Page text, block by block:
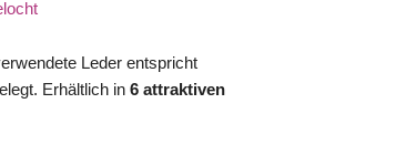
Leder entspricht
Erhältlich in 6 attraktiven